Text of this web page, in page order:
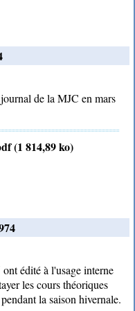
de la MJC en mars
(1 814,89 ko)
édité à l'usage interne
les cours théoriques
la saison hivernale.